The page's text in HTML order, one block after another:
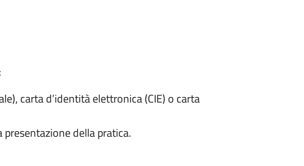
carta d’identità elettronica (CIE) o carta
della pratica.